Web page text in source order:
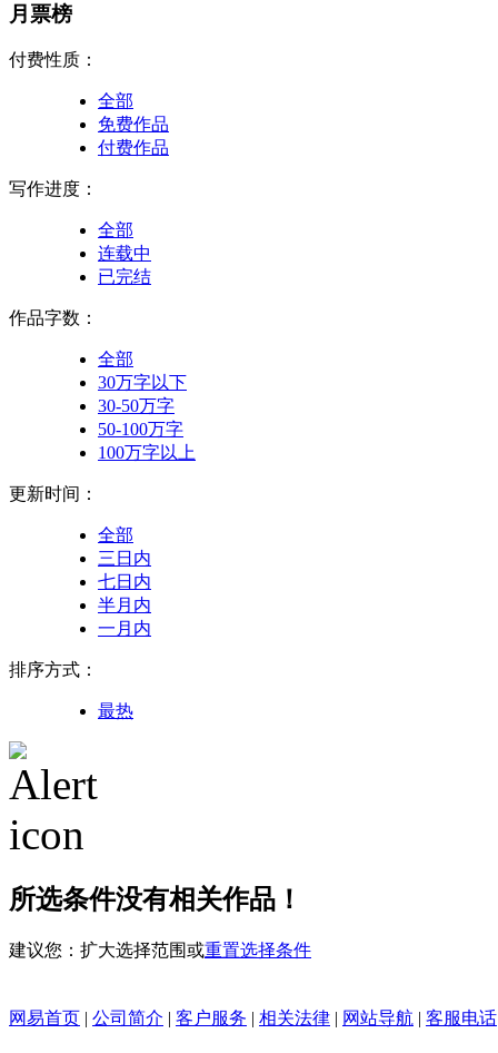
月票榜
付费性质：
全部
免费作品
付费作品
写作进度：
全部
连载中
已完结
作品字数：
全部
30万字以下
30-50万字
50-100万字
100万字以上
更新时间：
全部
三日内
七日内
半月内
一月内
排序方式：
最热
所选条件没有相关作品！
建议您：扩大选择范围或重置选择条件
网易首页 | 公司简介 | 客户服务 | 相关法律 | 网站导航 | 客服电话